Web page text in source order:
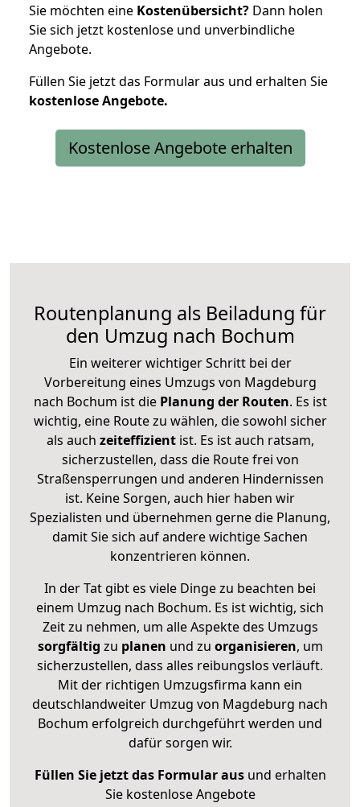
Sie möchten eine Kostenübersicht? Dann holen
Sie sich jetzt kostenlose und unverbindliche
Angebote.
Füllen Sie jetzt das Formular aus und erhalten Sie
kostenloseAngebote.
Kostenlose Angebote erhalten
Routenplanung als Beiladung für
den Umzug nach Bochum
Ein weiterer wichtiger Schritt bei der
Vorbereitung eines Umzugs von Magdeburg
nach Bochum ist diePlanung der Routen. Es ist
wichtig, eine Route zu wählen, die sowohl sicher
als auch zeiteffizientist. Es ist auch ratsam,
sicherzustellen, dass die Route frei von
Straßensperrungen und anderen Hindernissen
ist. Keine Sorgen, auch hier haben wir
Spezialisten und übernehmen gerne die Planung,
damit Sie sich auf andere wichtige Sachen
konzentrieren können.
In der Tat gibt es viele Dinge zu beachten bei
einem Umzug nach Bochum. Es ist wichtig, sich
Zeit zu nehmen, um alle Aspekte des Umzugs
sorgfältig zu planen und zu organisieren, um
sicherzustellen, dass alles reibungslos verläuft.
Mit der richtigen Umzugsfirma kann ein
deutschlandweiter Umzug von Magdeburg nach
Bochum erfolgreich durchgeführt werden und
dafür sorgen wir.
Füllen Sie jetzt das Formular ausund erhalten
Sie kostenlose Angebote